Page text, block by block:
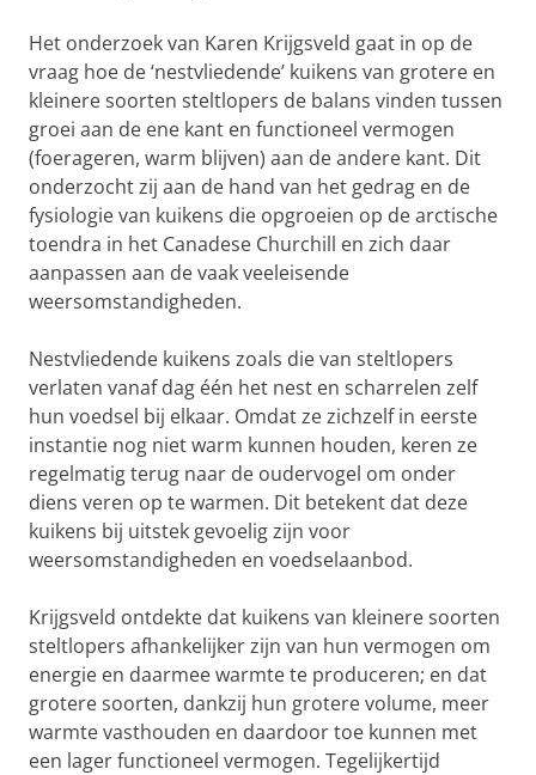
Het onderzoek van Karen Krijgsveld gaat in op de
vraag hoe de ‘nestvliedende’ kuikens van grotere en
kleinere soorten steltlopers de balans vinden tussen
groei aan de ene kant en functioneel vermogen
(foerageren, warm blijven) aan de andere kant. Dit
onderzocht zij aan de hand van het gedrag en de
fysiologie van kuikens die opgroeien op de arctische
toendra in het Canadese Churchill en zich daar
aanpassen aan de vaak veeleisende
weersomstandigheden.
Nestvliedende kuikens zoals die van steltlopers
verlaten vanaf dag één het nest en scharrelen zelf
hun voedsel bij elkaar. Omdat ze zichzelf in eerste
instantie nog niet warm kunnen houden, keren ze
regelmatig terug naar de oudervogel om onder
diens veren op te warmen. Dit betekent dat deze
kuikens bij uitstek gevoelig zijn voor
weersomstandigheden en voedselaanbod.
Krijgsveld ontdekte dat kuikens van kleinere soorten
steltlopers afhankelijker zijn van hun vermogen om
energie en daarmee warmte te produceren; en dat
grotere soorten, dankzij hun grotere volume, meer
warmte vasthouden en daardoor toe kunnen met
een lager functioneel vermogen. Tegelijkertijd